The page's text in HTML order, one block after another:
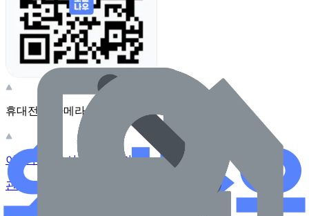
휴대전화 카메라로 찍어보세요
이 주유소의 사장님이신가요?
관리하기